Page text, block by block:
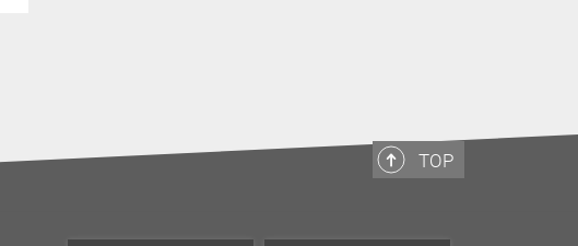
TOP